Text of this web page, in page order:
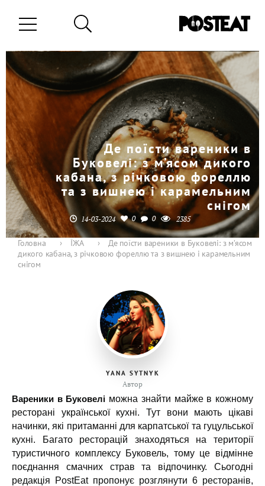
Де поїсти вареники в
Буковелі: з м’ясом дикого
кабана, з річковою фореллю
та з вишнею і карамельним
снігом
14-03-2024 0 0 2385
Головна › ЇЖА ›
Де поїсти вареники в Буковелі: з м’ясом
дикого кабана, з річковою фореллю та з вишнею і карамельним
снігом
YANA SYTNYK
Автор
Вареники в Буковелі можна знайти майже в кожному
ресторані української кухні. Тут вони мають цікаві
начинки, які притаманні для карпатської та гуцульської
кухні. Багато ресторацій знаходяться на території
туристичного комплексу Буковель, тому це відмінне
поєднання смачних страв та відпочинку. Сьогодні
редакція PostEat пропонує розглянути 6 ресторанів,